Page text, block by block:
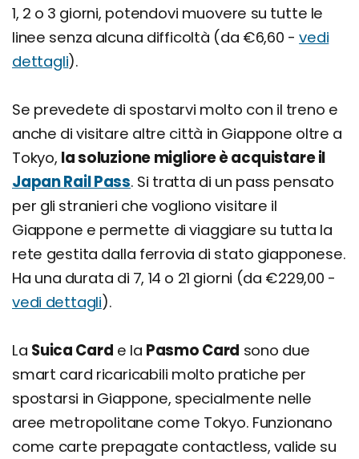
1, 2 o 3 giorni, potendovi muovere su tutte le
linee senza alcuna difficoltà (da €6,60 -vedi
dettagli).
Se prevedete di spostarvi molto con il treno e
anche di visitare altre città in Giappone oltre a
Tokyo, la soluzione migliore è acquistare il
Japan Rail Pass. Si tratta di un pass pensato
per gli stranieri che vogliono visitare il
Giappone e permette di viaggiare su tutta la
rete gestita dalla ferrovia di stato giapponese.
Ha una durata di 7, 14 o 21 giorni (da €229,00 -
vedi dettagli).
La Suica Card e la Pasmo Card sono due
smart card ricaricabili molto pratiche per
spostarsi in Giappone, specialmente nelle
aree metropolitane come Tokyo. Funzionano
come carte prepagate contactless, valide su